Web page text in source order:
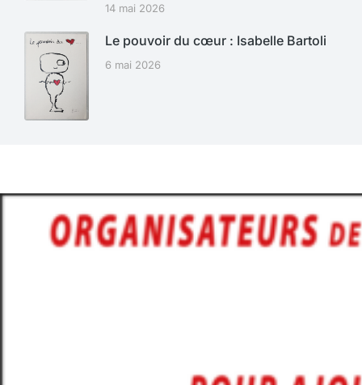
14 mai 2026
Le pouvoir du cœur : Isabelle Bartoli
6 mai 2026